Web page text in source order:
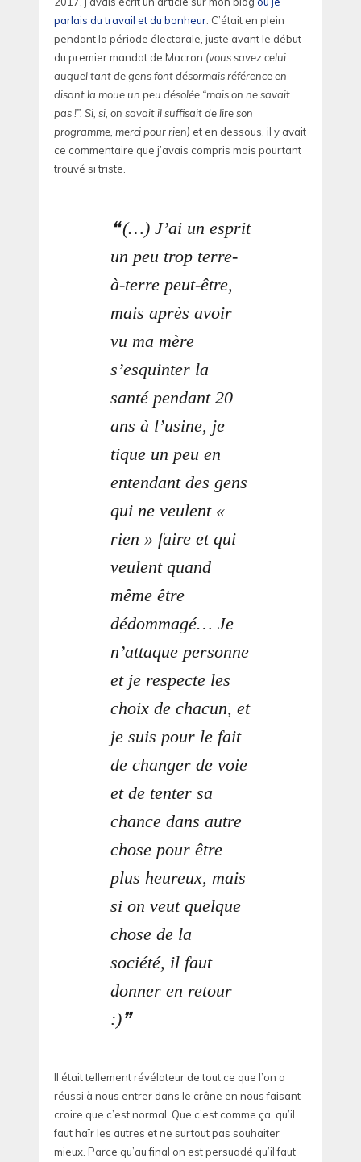
parlais du travail et du bonheur . C’était en plein
pendant la période électorale, juste avant le début
du premier mandat de Macron (vous savez celui
auquel tant de gens font désormais référence en
disant la moue un peu désolée “mais on ne savait
pas !”. Si, si, on savait il suffisait de lire son
programme, merci pour rien) et en dessous, il y avait
ce commentaire que j’avais compris mais pourtant
trouvé si triste.
(…) J’ai un esprit
un peu trop terre-
à-terre peut-être,
mais après avoir
vu ma mère
s’esquinter la
santé pendant 20
ans à l’usine, je
tique un peu en
entendant des gens
qui ne veulent «
rien » faire et qui
veulent quand
même être
dédommagé… Je
n’attaque personne
et je respecte les
choix de chacun, et
je suis pour le fait
de changer de voie
et de tenter sa
chance dans autre
chose pour être
plus heureux, mais
si on veut quelque
chose de la
société, il faut
donner en retour
:)
Il était tellement révélateur de tout ce que l’on a
réussi à nous entrer dans le crâne en nous faisant
croire que c’est normal. Que c’est comme ça, qu’il
faut haïr les autres et ne surtout pas souhaiter
mieux. Parce qu’au final on est persuadé qu’il faut